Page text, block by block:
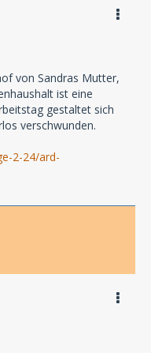
von Sandras Mutter,
ist eine
gestaltet sich
verschwunden.
2-24/ard-